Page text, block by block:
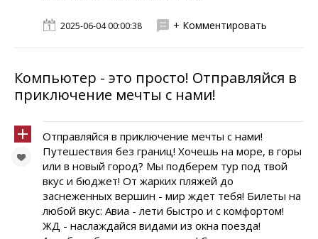
2025-06-04 00:00:38 + Комментировать
Компьютер - это просто! Отправляйся в
приключение мечты с нами!
Отправляйся в приключение мечты с нами!
Путешествия без границ! Хочешь на море, в горы
или в новый город? Мы подберем тур под твой
вкус и бюджет! От жарких пляжей до
заснеженных вершин - мир ждет тебя! Билеты на
любой вкус: Авиа - лети быстро и с комфортом!
ЖД - наслаждайся видами из окна поезда!